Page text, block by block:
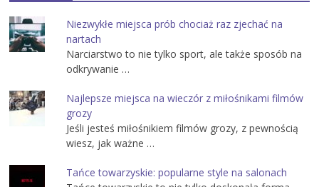
Niezwykłe miejsca prób chociaż raz zjechać na
nartach
Narciarstwo to nie tylko sport, ale także sposób na
odkrywanie …
Najlepsze miejsca na wieczór z miłośnikami filmów
grozy
Jeśli jesteś miłośnikiem filmów grozy, z pewnością
wiesz, jak ważne …
Tańce towarzyskie: popularne style na salonach